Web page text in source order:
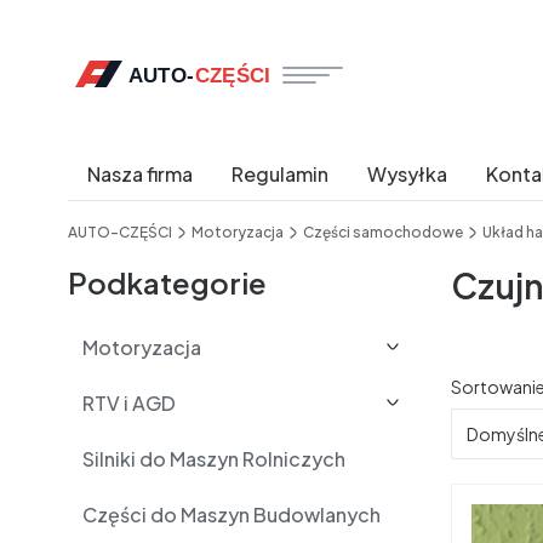
Nasza firma Regulamin Wysyłka
AUTO-CZĘŚCI Motoryzacja Części samochodowe Układ
Podkategorie
Motoryzacja
RTV i AGD
Silniki do Maszyn Rolniczych
Części do Maszyn Budowlanych
Lista